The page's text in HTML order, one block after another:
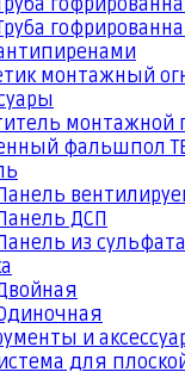
монтажный
монтажной
фальшпол
ДСП
из
и
для